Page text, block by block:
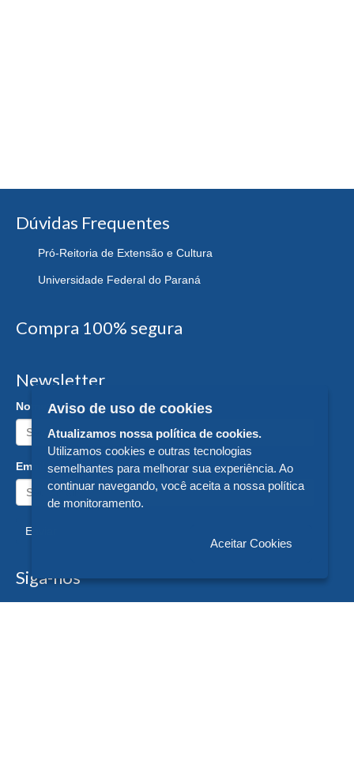
Dúvidas Frequentes
Pró-Reitoria de Extensão e Cultura
Universidade Federal do Paraná
Compra 100% segura
Newsletter
Nome:
Email:
Enviar
Siga-nos
Aviso de uso de cookies
Atualizamos nossa política de cookies.
Utilizamos cookies e outras tecnologias
semelhantes para melhorar sua experiência. Ao
continuar navegando, você aceita a nossa política
de monitoramento.
Aceitar Cookies